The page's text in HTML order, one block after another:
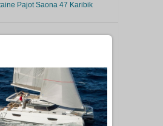
CHARTER
CHARTER
Pajot Saona 47 Karibik